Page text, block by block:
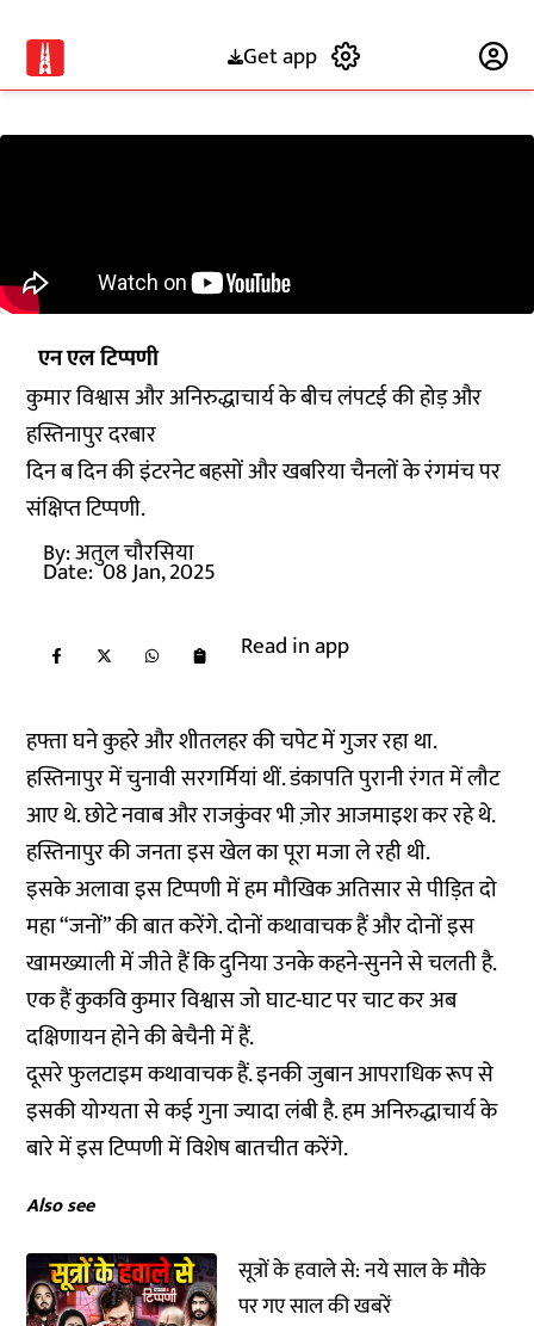
Get app
एन एल टिप्पणी
कुमार विश्वास और अनिरुद्धाचार्य के बीच लंपटई की होड़ और
हस्तिनापुर दरबार
दिन ब दिन की इंटरनेट बहसों और खबरिया चैनलों के रंगमंच पर
संक्षिप्त टिप्पणी.
By:अतुल चौरसिया
Date: 08 Jan, 2025
Read in app
हफ्ता घने कुहरे और शीतलहर की चपेट में गुजर रहा था.
हस्तिनापुर में चुनावी सरगर्मियां थीं. डंकापति पुरानी रंगत में लौट
आए थे. छोटे नवाब और राजकुंवर भी ज़ोर आजमाइश कर रहे थे.
हस्तिनापुर की जनता इस खेल का पूरा मजा ले रही थी.
इसके अलावा इस टिप्पणी में हम मौखिक अतिसार से पीड़ित दो
महा “जनों” की बात करेंगे. दोनों कथावाचक हैं और दोनों इस
खामख्याली में जीते हैं कि दुनिया उनके कहने-सुनने से चलती है.
एक हैं कुकवि कुमार विश्वास जो घाट-घाट पर चाट कर अब
दक्षिणायन होने की बेचैनी में हैं.
दूसरे फुलटाइम कथावाचक हैं. इनकी जुबान आपराधिक रूप से
इसकी योग्यता से कई गुना ज्यादा लंबी है. हम अनिरुद्धाचार्य के
बारे में इस टिप्पणी में विशेष बातचीत करेंगे.
Also see
सूत्रों के हवाले से: नये साल के मौके
पर गए साल की खबरें